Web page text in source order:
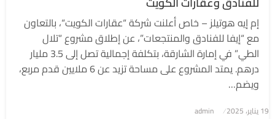
إم إيه هوتيلز – خاص أعلنت شركة “عقارات الكويت“، بالتعاون
مع “إيفا للفنادق والمنتجعات”، عن إطلاق مشروع “تلال
الطي” في إمارة الشارقة، بتكلفة إجمالية تصل إلى 3.5 مليار
درهم. يمتد المشروع على مساحة تزيد عن 6 ملايين قدم مربع،
ويضم…
نُشر
19 يناير، 2025 admin